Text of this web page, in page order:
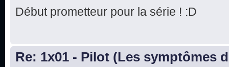
Début prometteur pour la série ! :D
Re: 1x01 - Pilot (Les symptômes